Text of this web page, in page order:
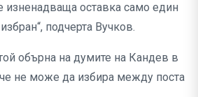
изненадваща оставка само един
подчерта Вучков.
обърна на думите на Кандев в
не може да избира между поста